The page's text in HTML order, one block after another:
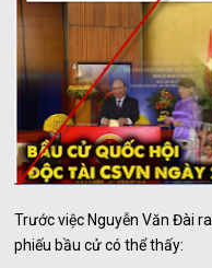
Trước việc Nguyễn Văn Đài
phiếu bầu cử có thể thấy: